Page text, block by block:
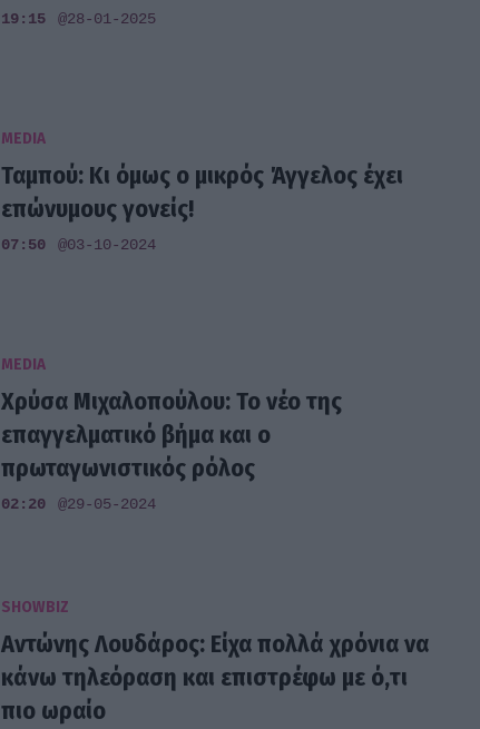
19:15 @28-01-2025
MEDIA
Ταμπού: Κι όμως ο μικρός Άγγελος έχει
επώνυμους γονείς!
07:50 @03-10-2024
MEDIA
Χρύσα Μιχαλοπούλου: Το νέο της
επαγγελματικό βήμα και ο
πρωταγωνιστικός ρόλος
02:20 @29-05-2024
SHOWBIZ
Αντώνης Λουδάρος: Είχα πολλά χρόνια να
κάνω τηλεόραση και επιστρέφω με ό,τι
πιο ωραίο